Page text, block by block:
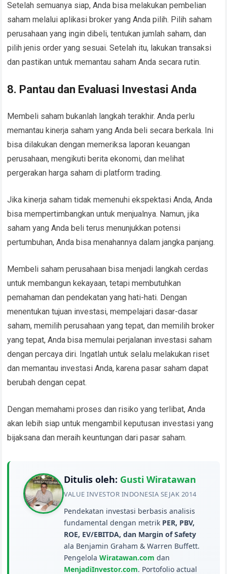
Setelah semuanya siap, Anda bisa melakukan pembelian
saham melalui aplikasi broker yang Anda pilih. Pilih saham
perusahaan yang ingin dibeli, tentukan jumlah saham, dan
pilih jenis order yang sesuai. Setelah itu, lakukan transaksi
dan pastikan untuk memantau saham Anda secara rutin.
8. Pantau dan Evaluasi Investasi Anda
Membeli saham bukanlah langkah terakhir. Anda perlu
memantau kinerja saham yang Anda beli secara berkala. Ini
bisa dilakukan dengan memeriksa laporan keuangan
perusahaan, mengikuti berita ekonomi, dan melihat
pergerakan harga saham di platform trading.
Jika kinerja saham tidak memenuhi ekspektasi Anda, Anda
bisa mempertimbangkan untuk menjualnya. Namun, jika
saham yang Anda beli terus menunjukkan potensi
pertumbuhan, Anda bisa menahannya dalam jangka panjang.
Membeli saham perusahaan bisa menjadi langkah cerdas
untuk membangun kekayaan, tetapi membutuhkan
pemahaman dan pendekatan yang hati-hati. Dengan
menentukan tujuan investasi, mempelajari dasar-dasar
saham, memilih perusahaan yang tepat, dan memilih broker
yang tepat, Anda bisa memulai perjalanan investasi saham
dengan percaya diri. Ingatlah untuk selalu melakukan riset
dan memantau investasi Anda, karena pasar saham dapat
berubah dengan cepat.
Dengan memahami proses dan risiko yang terlibat, Anda
akan lebih siap untuk mengambil keputusan investasi yang
bijaksana dan meraih keuntungan dari pasar saham.
Ditulis oleh: Gusti Wiratawan
VALUE INVESTOR INDONESIA SEJAK 2014
Pendekatan investasi berbasis analisis
fundamental dengan metrik PER, PBV,
ROE, EV/EBITDA, dan Margin of Safety
ala Benjamin Graham & Warren Buffett.
PengelolaWiratawan.com dan
MenjadiInvestor.com. Portofolio actual